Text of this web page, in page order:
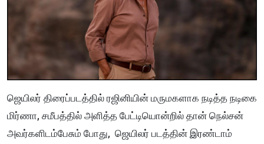
ஜெயிலர் திரைப்படத்தில் ரஜினியின் மருமகளாக நடித்த நடிகை
மிர்ணா, சமீபத்தில் அளித்த பேட்டியொன்றில் தான் நெல்சன்
அவர்களிடம்பேசும் போது, ஜெயிலர் படத்தின் இரண்டாம்